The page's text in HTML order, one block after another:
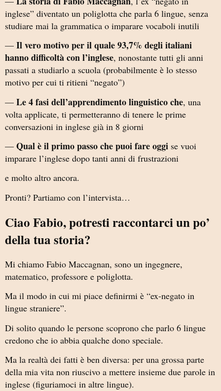
inglese” diventato un poliglotta che parla 6 lingue, senza
studiare mai la grammatica o imparare vocaboli inutili
— Il vero motivo per il quale 93,7% degli italiani
hanno difficoltà con l’inglese, nonostante tutti gli anni
passati a studiarlo a scuola (probabilmente è lo stesso
motivo per cui ti ritieni “negato”)
— Le 4 fasi dell’apprendimento linguistico che, una
volta applicate, ti permetteranno di tenere le prime
conversazioni in inglese già in 8 giorni
— Qual è il primo passo che puoi fare oggi se vuoi
imparare l’inglese dopo tanti anni di frustrazioni
e molto altro ancora.
Pronti? Partiamo con l’intervista…
Ciao Fabio, potresti raccontarci un po’
della tua storia?
Mi chiamo Fabio Maccagnan, sono un ingegnere,
matematico, professore e poliglotta.
Ma il modo in cui mi piace definirmi è “ex-negato in
lingue straniere”.
Di solito quando le persone scoprono che parlo 6 lingue
credono che io abbia qualche dono speciale.
Ma la realtà dei fatti è ben diversa: per una grossa parte
della mia vita non riuscivo a mettere insieme due parole in
inglese (figuriamoci in altre lingue).